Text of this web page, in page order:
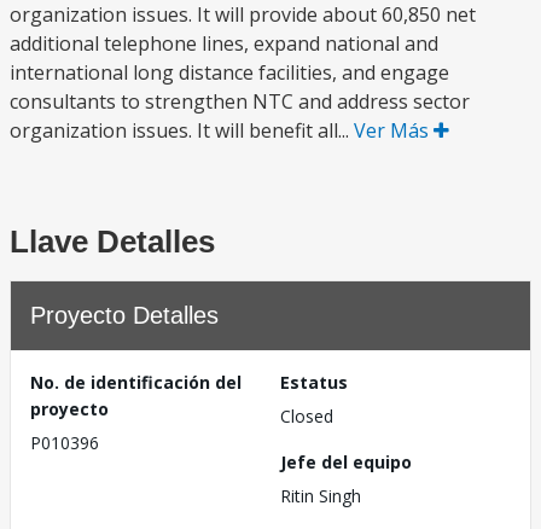
organization issues. It will provide about 60,850 net
additional telephone lines, expand national and
international long distance facilities, and engage
consultants to strengthen NTC and address sector
organization issues. It will benefit all... Ver Más
Llave Detalles
Proyecto Detalles
No. de identificación del
proyecto
P010396
Estatus
Closed
Jefe del equipo
Ritin Singh